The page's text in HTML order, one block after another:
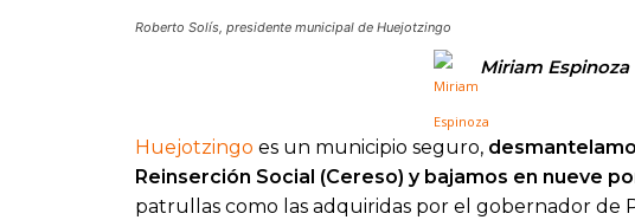
Roberto Solís, presidente municipal de Huejotzingo
Miriam Espinoza
Huejotzingo es un municipio seguro,
Reinserción Social (Cereso) y bajamos en nueve
patrullas como las adquiridas por el gobernador de